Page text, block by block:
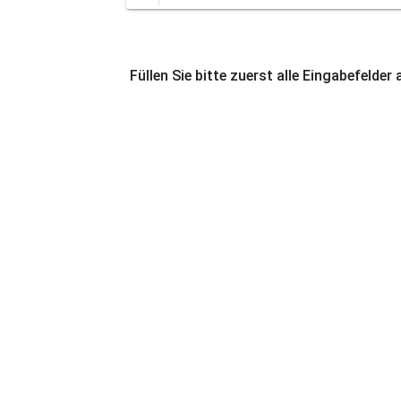
Füllen Sie bitte zuerst alle Eingabefelder